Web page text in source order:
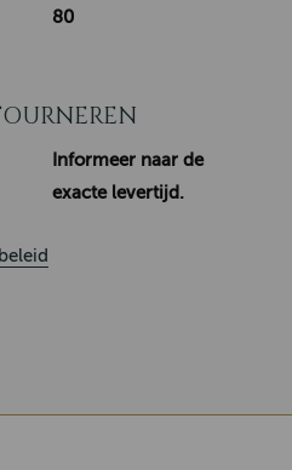
80
Informeer naar de
exacte levertijd.